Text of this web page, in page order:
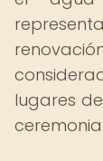
lugares